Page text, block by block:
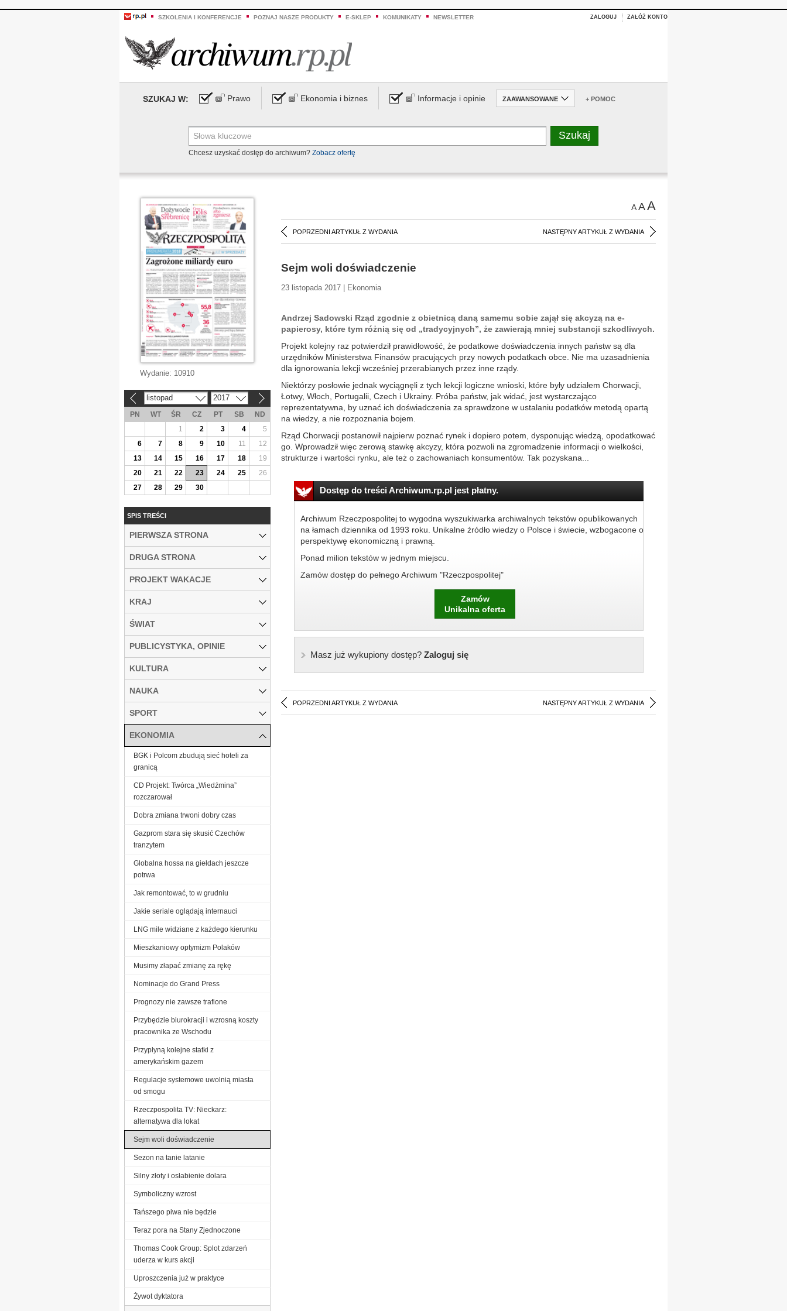
SZKOLENIA I KONFERENCJE POZNAJ NASZE PRODUKTY E-SKLEP KOMUNIKATY NEWSLETTER ZALOGUJ ZAŁÓŻ KONTO
SZUKAJ W: Prawo Ekonomia i biznes Informacje i opinie ZAAWANSOWANE + POMOC
Chcesz uzyskać dostęp do archiwum? Zobacz ofertę
AAA
POPRZEDNI ARTYKUŁ Z WYDANIA NASTĘPNY ARTYKUŁ Z WYDANIA
Sejm woli doświadczenie
23 listopada 2017 | Ekonomia
Andrzej Sadowski Rząd zgodnie z obietnicą daną samemu sobie zajął się akcyzą na e-
papierosy, które tym różnią się od „tradycyjnych”, że zawierają mniej substancji szkodliwych.
Projekt kolejny raz potwierdził prawidłowość, że podatkowe doświadczenia innych państw są dla
urzędników Ministerstwa Finansów pracujących przy nowych podatkach obce. Nie ma uzasadnienia
dla ignorowania lekcji wcześniej przerabianych przez inne rządy.
Niektórzy posłowie jednak wyciągnęli z tych lekcji logiczne wnioski, które były udziałem Chorwacji,
Łotwy, Włoch, Portugalii, Czech i Ukrainy. Próba państw, jak widać, jest wystarczająco
reprezentatywna, by uznać ich doświadczenia za sprawdzone w ustalaniu podatków metodą opartą
na wiedzy, a nie rozpoznania bojem.
Rząd Chorwacji postanowił najpierw poznać rynek i dopiero potem, dysponując wiedzą, opodatkować
go. Wprowadził więc zerową stawkę akcyzy, która pozwoli na zgromadzenie informacji o wielkości,
strukturze i wartości rynku, ale też o zachowaniach konsumentów. Tak pozyskana...
Dostęp do treści Archiwum.rp.pl jest płatny.
Archiwum Rzeczpospolitej to wygodna wyszukiwarka archiwalnych tekstów opublikowanych
na łamach dziennika od 1993 roku. Unikalne źródło wiedzy o Polsce i świecie, wzbogacone o
perspektywę ekonomiczną i prawną.
Ponad milion tekstów w jednym miejscu.
Zamów dostęp do pełnego Archiwum "Rzeczpospolitej"
Zamów
Unikalna oferta
Masz już wykupiony dostęp?Zaloguj się
POPRZEDNI ARTYKUŁ Z WYDANIA NASTĘPNY ARTYKUŁ Z WYDANIA
Wydanie: 10910
listopad 2017
PN WT ŚR CZ PT SB
ND
1
2 3 4
5
6
7 8 9 10 11
12
13
14 15 16 17 18
19
20
21 22 23 24 25
26
27
28 29 30
SPIS TREŚCI
PIERWSZA STRONA
DRUGA STRONA
PROJEKT WAKACJE
KRAJ
ŚWIAT
PUBLICYSTYKA, OPINIE
KULTURA
NAUKA
SPORT
EKONOMIA
BGK i Polcom zbudują sieć hoteli za
granicą
CD Projekt: Twórca „Wiedźmina”
rozczarował
Dobra zmiana trwoni dobry czas
Gazprom stara się skusić Czechów
tranzytem
Globalna hossa na giełdach jeszcze
potrwa
Jak remontować, to w grudniu
Jakie seriale oglądają internauci
LNG mile widziane z każdego kierunku
Mieszkaniowy optymizm Polaków
Musimy złapać zmianę za rękę
Nominacje do Grand Press
Prognozy nie zawsze trafione
Przybędzie biurokracji i wzrosną koszty
pracownika ze Wschodu
Przypłyną kolejne statki z
amerykańskim gazem
Regulacje systemowe uwolnią miasta
od smogu
Rzeczpospolita TV: Nieckarz:
alternatywa dla lokat
Sejm woli doświadczenie
Sezon na tanie latanie
Silny złoty i osłabienie dolara
Symboliczny wzrost
Tańszego piwa nie będzie
Teraz pora na Stany Zjednoczone
Thomas Cook Group: Splot zdarzeń
uderza w kurs akcji
Uproszczenia już w praktyce
Żywot dyktatora